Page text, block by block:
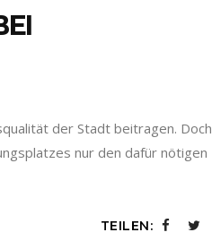
der Stadt beitragen. Doch
nur den dafür nötigen
TEILEN: